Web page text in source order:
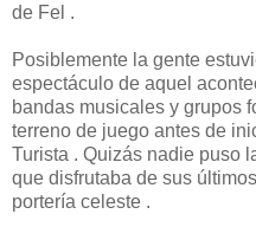
de Fel .
Posiblemente la gente
espectáculo de aquel
bandas musicales y grupos
terreno de juego antes de
Turista . Quizás nadie puso
que disfrutaba de sus
portería celeste .